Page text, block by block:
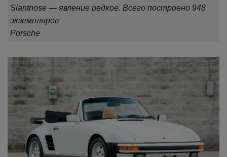
Slantnose — явление редкое. Всего построено 948
экземпляров
Porsche